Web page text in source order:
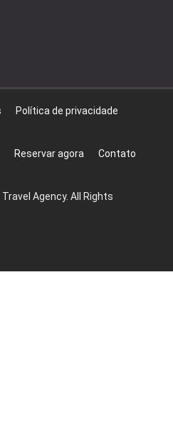
Política de privacidade
Reservar agora Contato
Agency. All Rights